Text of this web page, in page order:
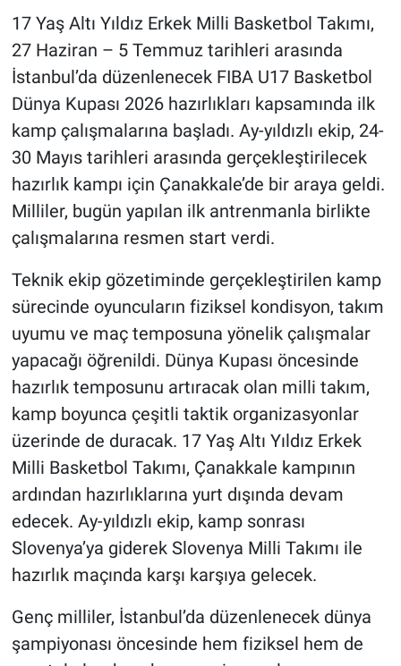
17 Yaş Altı Yıldız Erkek Milli Basketbol Takımı,
27 Haziran – 5 Temmuz tarihleri arasında
İstanbul’da düzenlenecek FIBA U17 Basketbol
Dünya Kupası 2026 hazırlıkları kapsamında ilk
kamp çalışmalarına başladı. Ay-yıldızlı ekip, 24-
30 Mayıs tarihleri arasında gerçekleştirilecek
hazırlık kampı için Çanakkale’de bir araya geldi.
Milliler, bugün yapılan ilk antrenmanla birlikte
çalışmalarına resmen start verdi.
Teknik ekip gözetiminde gerçekleştirilen kamp
sürecinde oyuncuların fiziksel kondisyon, takım
uyumu ve maç temposuna yönelik çalışmalar
yapacağı öğrenildi. Dünya Kupası öncesinde
hazırlık temposunu artıracak olan milli takım,
kamp boyunca çeşitli taktik organizasyonlar
üzerinde de duracak. 17 Yaş Altı Yıldız Erkek
Milli Basketbol Takımı, Çanakkale kampının
ardından hazırlıklarına yurt dışında devam
edecek. Ay-yıldızlı ekip, kamp sonrası
Slovenya’ya giderek Slovenya Milli Takımı ile
hazırlık maçında karşı karşıya gelecek.
Genç milliler, İstanbul’da düzenlenecek dünya
şampiyonası öncesinde hem fiziksel hem de